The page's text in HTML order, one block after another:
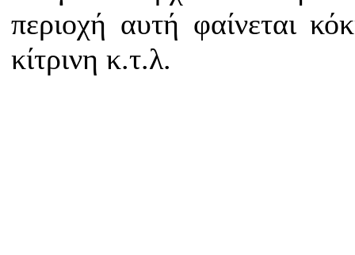
περιοχή αυτή φαίνεται
κίτρινη κ.τ.λ.